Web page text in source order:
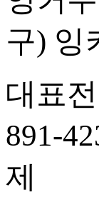
구) 잉
대표
891-
제